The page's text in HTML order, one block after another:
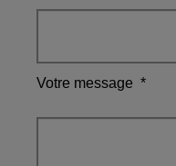
Votre message *